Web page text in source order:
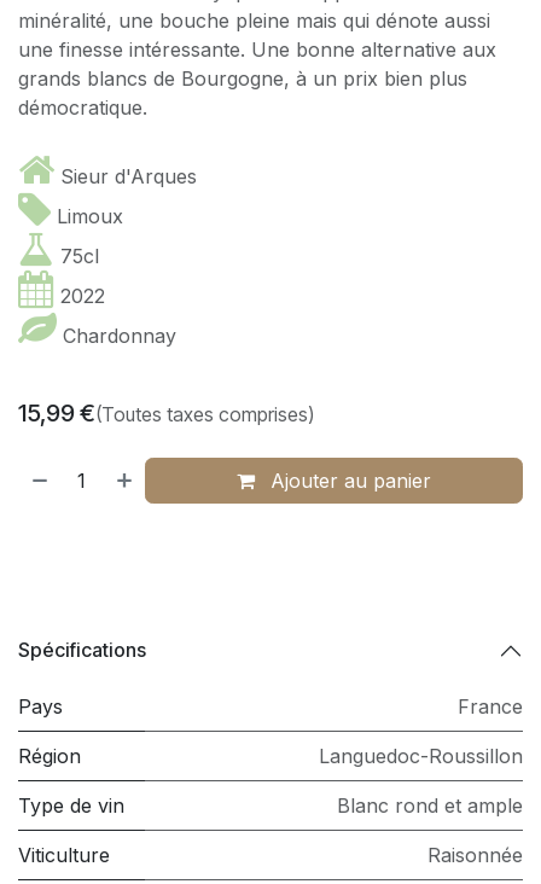
minéralité, une bouche pleine mais qui dénote aussi
une finesse intéressante. Une bonne alternative aux
grands blancs de Bourgogne, à un prix bien plus
démocratique.
Sieur d'Arques
Limoux
75cl
2022
Chardonnay
15,99€(Toutes taxes comprises)
Ajouter au panier
Spécifications
Pays France
Région Languedoc-Roussillon
Type de vin Blanc rond et ample
Viticulture Raisonnée